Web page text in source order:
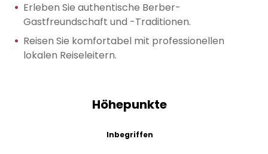
Erleben Sie authentische Berber-
Gastfreundschaft und -Traditionen.
Reisen Sie komfortabel mit professionellen
lokalen Reiseleitern.
Höhepunkte
Inbegriffen